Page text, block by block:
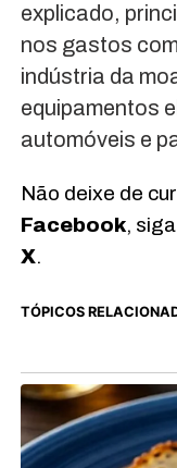
explicado,
nos gastos
indústria da
equipamentos
automóveis e
Não deixe de
Facebook,
X.
TÓPICOS